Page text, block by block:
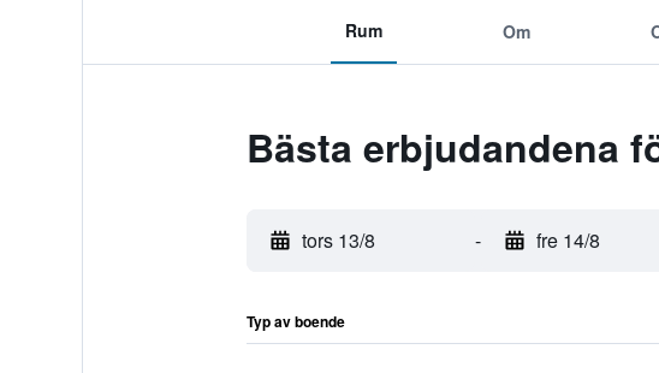
Rum Om
Bästa erbjudandena
tors 13/8 - fre 14/8
Typ av boende